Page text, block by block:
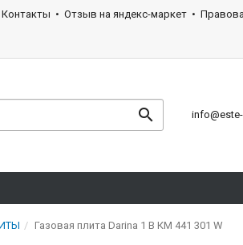
Контакты Отзыв на яндекс-маркет
Газовая плита Darina 1 B КМ 441 301 W